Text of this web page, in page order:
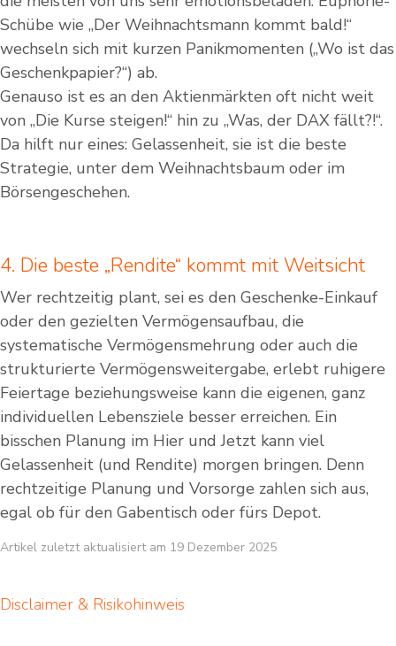
Schübe wie „Der Weihnachtsmann kommt bald!“
wechseln sich mit kurzen Panikmomenten („Wo ist das
Geschenkpapier?“) ab.
Genauso ist es an den Aktienmärkten oft nicht weit
von „Die Kurse steigen!“ hin zu „Was, der DAX fällt?!“.
Da hilft nur eines: Gelassenheit, sie ist die beste
Strategie, unter dem Weihnachtsbaum oder im
Börsengeschehen.
4. Die beste „Rendite“ kommt mit Weitsicht
Wer rechtzeitig plant, sei es den Geschenke-Einkauf
oder den gezielten Vermögensaufbau, die
systematische Vermögensmehrung oder auch die
strukturierte Vermögensweitergabe, erlebt ruhigere
Feiertage beziehungsweise kann die eigenen, ganz
individuellen Lebensziele besser erreichen. Ein
bisschen Planung im Hier und Jetzt kann viel
Gelassenheit (und Rendite) morgen bringen. Denn
rechtzeitige Planung und Vorsorge zahlen sich aus,
egal ob für den Gabentisch oder fürs Depot.
Artikel zuletzt aktualisiert am 19 Dezember 2025
Disclaimer & Risikohinweis